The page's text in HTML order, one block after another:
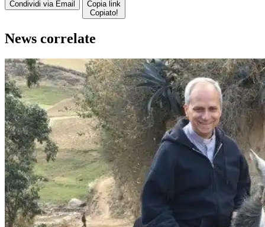
Condividi via Email
Copia link
Copiato!
News correlate